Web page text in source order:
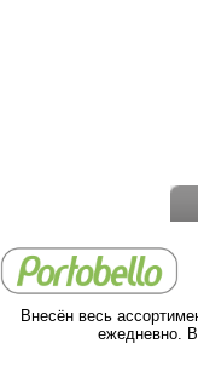
Внесён весь
ежедневно.